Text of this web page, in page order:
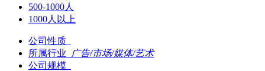
500-1000人
1000人以上
公司性质
所属行业 广告/市场/媒体/艺术
公司规模